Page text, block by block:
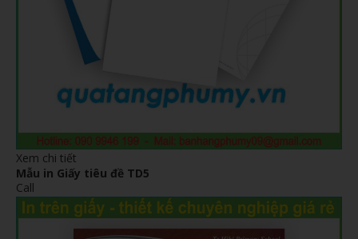
Xem chi tiết
Mẫu in Giấy tiêu đề TD5
Call